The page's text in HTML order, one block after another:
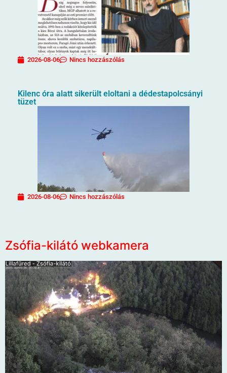
2026-08-06 Nincs hozzászólás
Kilenc óra alatt sikerült eloltani a dédestapolcsányi
tüzet
2026-08-06 Nincs hozzászólás
Zsófia-kilátó webkamera